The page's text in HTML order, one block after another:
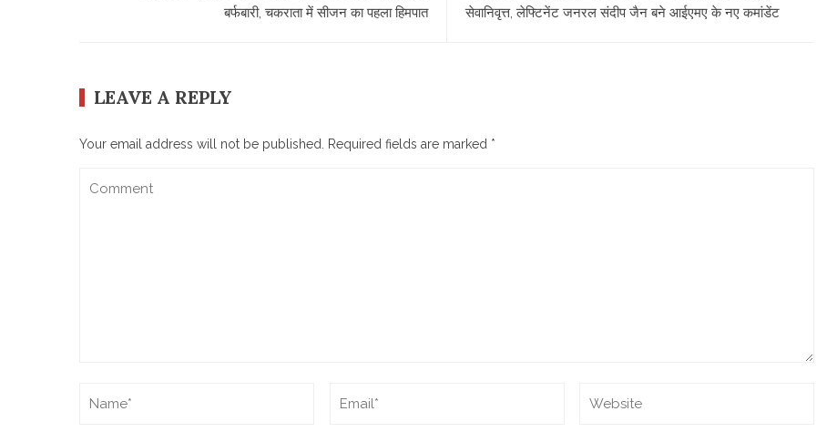
बर्फबारी, चकराता में सीजन का पहला हिमपात
सेवानिवृत्त, लेफ्टिनेंट जनरल संदीप जैन बने आईएमए के नए कमांडेंट
LEAVE A REPLY
Your email address will not be published. Required fields are marked *